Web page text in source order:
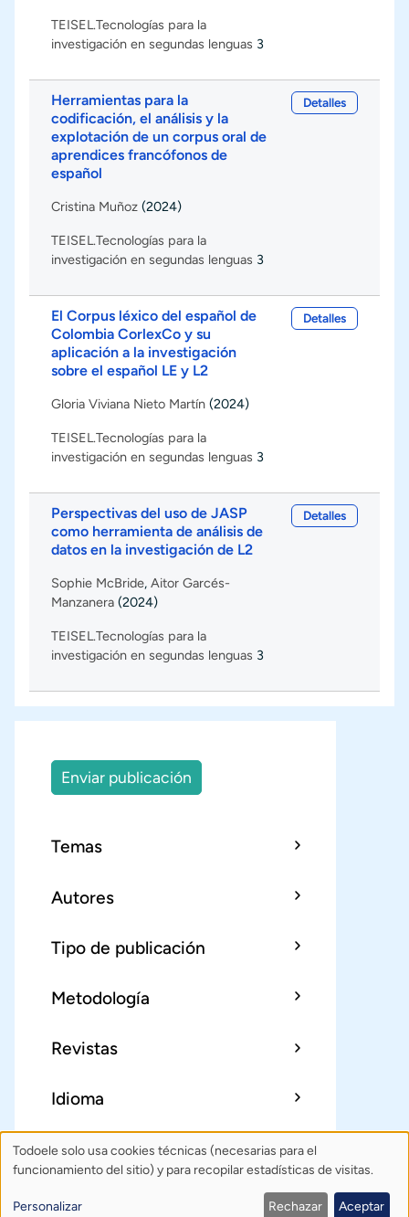
TEISEL.Tecnologías para la
investigación en segundas lenguas 3
Herramientas para la
codificación, el análisis y la
explotación de un corpus oral de
aprendices francófonos de
español
Cristina Muñoz (2024)
TEISEL.Tecnologías para la
investigación en segundas lenguas 3
Detalles
El Corpus léxico del español de
Colombia CorlexCo y su
aplicación a la investigación
sobre el español LE y L2
Gloria Viviana Nieto Martín (2024)
TEISEL.Tecnologías para la
investigación en segundas lenguas 3
Detalles
Perspectivas del uso de JASP
como herramienta de análisis de
datos en la investigación de L2
Sophie McBride, Aitor Garcés-
Manzanera (2024)
TEISEL.Tecnologías para la
investigación en segundas lenguas 3
Detalles
Enviar publicación
Temas
Autores
Tipo de publicación
Metodología
Revistas
Idioma
Sobre TodoeleÍndice Publica
Política de privacidad
Uso
Todoele solo usa cookies técnicas (necesarias para el
funcionamiento del sitio) y para recopilar estadísticas de visitas.
Personalizar Rechazar Aceptar